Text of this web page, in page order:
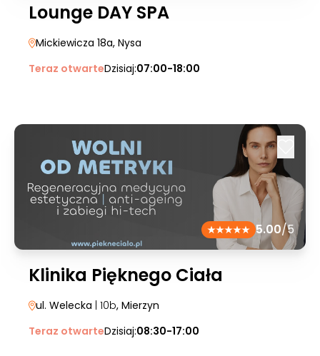
Lounge DAY SPA
Mickiewicza 18a, Nysa
Teraz otwarteDzisiaj:07:00-18:00
5.00/5
Klinika Pięknego Ciała
ul. Welecka | 10b, Mierzyn
Teraz otwarteDzisiaj:08:30-17:00